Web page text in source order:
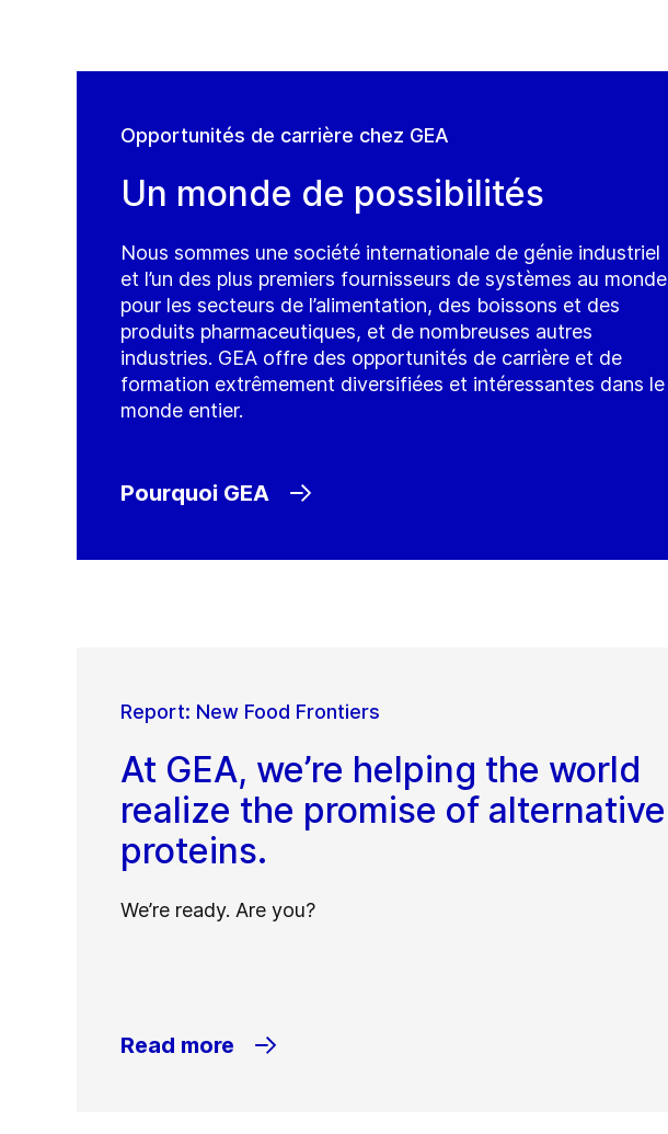
Opportunités de carrière chez GEA
Un monde de possibilités
Nous sommes une société internationale de génie industriel
et l’un des plus premiers fournisseurs de systèmes au monde
pour les secteurs de l’alimentation, des boissons et des
produits pharmaceutiques, et de nombreuses autres
industries. GEA offre des opportunités de carrière et de
formation extrêmement diversifiées et intéressantes dans le
monde entier.
Pourquoi GEA
Report: New Food Frontiers
At GEA, we’re helping the world
realize the promise of alternative
proteins.
We’re ready. Are you?
Read more